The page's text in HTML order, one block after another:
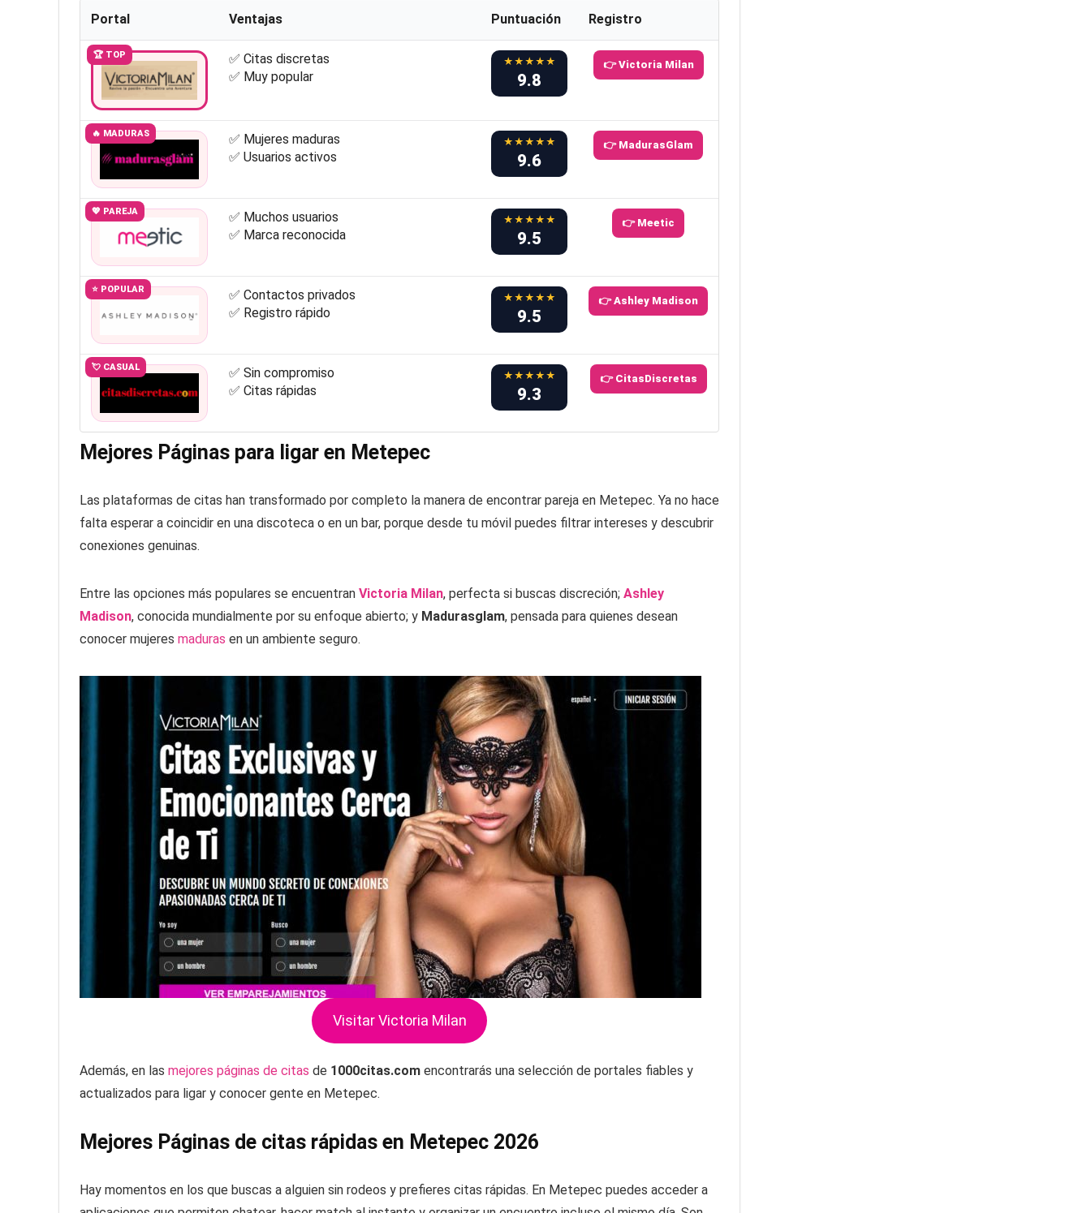
Portal Ventajas Puntuación Registro
🏆 TOP
✅ Citas discretas
✅ Muy popular
★★★★★
9.8
👉 Victoria Milan
🔥 MADURAS
✅ Mujeres maduras
✅ Usuarios activos
★★★★★
9.6
👉 MadurasGlam
💖 PAREJA
✅ Muchos usuarios
✅ Marca reconocida
★★★★★
9.5
👉 Meetic
⭐ POPULAR
✅ Contactos privados
✅ Registro rápido
★★★★★
9.5
👉 Ashley Madison
💘 CASUAL
✅ Sin compromiso
✅ Citas rápidas
★★★★★
9.3
👉 CitasDiscretas
Mejores Páginas para ligar en Metepec
Las plataformas de citas han transformado por completo la manera de encontrar pareja en Metepec. Ya no hace
falta esperar a coincidir en una discoteca o en un bar, porque desde tu móvil puedes filtrar intereses y descubrir
conexiones genuinas.
Entre las opciones más populares se encuentran Victoria Milan, perfecta si buscas discreción; Ashley
Madison, conocida mundialmente por su enfoque abierto; y Madurasglam, pensada para quienes desean
conocer mujeres maduras en un ambiente seguro.
Visitar Victoria Milan
Además, en las mejores páginas de citas de 1000citas.com encontrarás una selección de portales fiables y
actualizados para ligar y conocer gente en Metepec.
Mejores Páginas de citas rápidas en Metepec 2026
Hay momentos en los que buscas a alguien sin rodeos y prefieres citas rápidas. En Metepec puedes acceder a